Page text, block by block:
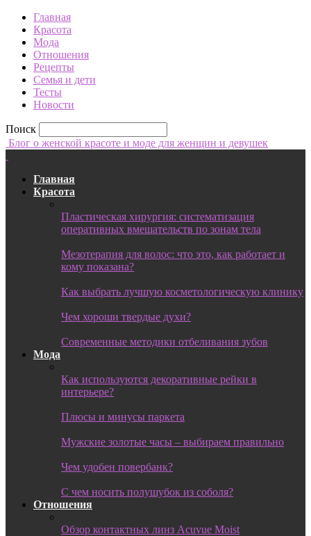
Главная
Красота
Мода
Отношения
Рецепты
Семья и дети
Тесты
Новости
Поиск
Блог о женской красоте и моде для женщин и девушек
Главная
Красота
Пластическая хирургия: систематизация
оперативных вмешательств по зонам тела
Мезотерапия для волос: что это, как работает и
кому показана?
Как выбрать лучшую косметологическую клинику
Чем хороши твердые духи?
Современные методики отбеливания зубов
Мода
Как используются декоративные рейки в
интерьере?
Плюсы и минусы паркета
Мужские золотые часы – выбираем правильно
Чем удобен повербанк?
С чем носить полушубок из соболя?
Отношения
Обзор контактных линз Acuvue Moist